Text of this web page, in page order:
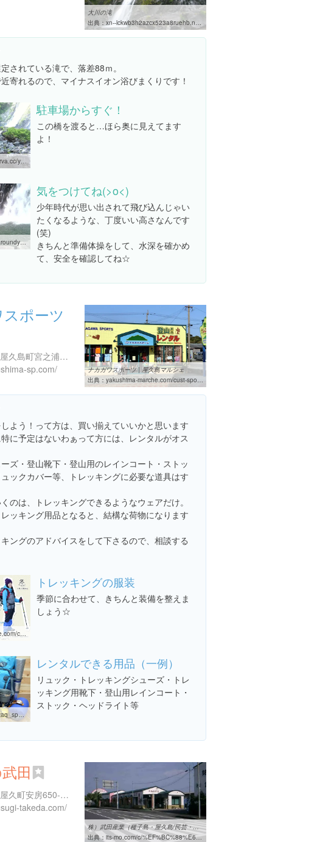
大川の滝
出典： xn--lckwb3h2azcx523a8ruehb.net/oogawa
されている滝で、落差88ｍ。
寄れるので、マイナスイオン浴びまくりです！
index.html
駐車場からすぐ！
この橋を渡ると…ほら奥に見えてます
よ！
気をつけてね(>o<)
少年時代が思い出されて飛び込んじゃい
たくなるような、丁度いい高さなんです
(笑)
きちんと準備体操をして、水深を確かめ
て、安全を確認してね☆
ポーツ
鹿児島県熊毛郡屋久島町宮之浦４２１-６
sp.com/
ナカガワスポーツ | 屋久島マルシェ
出典： yakushima-marche.com/cust-spot/5478
よう！って方は、買い揃えていいかと思います
に予定はないわぁって方には、レンタルがオス
ズ・登山靴下・登山用のレインコート・ストッ
ックカバー等、トレッキングに必要な道具はす
のは、トレッキングできるようなウェアだけ。
ッキング用品となると、結構な荷物になります
ングのアドバイスをして下さるので、相談する
check
トレッキングの服装
季節に合わせて、きちんと装備を整えま
しょう☆
type/api
レンタルできる用品（一例）
リュック・トレッキングシューズ・トレ
ッキング用靴下・登山用レインコート・
ストック・ヘッドライト等
田
鹿児島県熊毛郡屋久町安房650-18
takeda.com/
株）武田産業（種子島・屋久島/民芸・観光・その他製品）の施設情報 ...
出典： its-mo.com/c/%EF%BC%88%E6%A0%AA%EF%BC%89%E6%AD%A6%E7%94%B0%E7%94%A3%E6%A5%AD/DIDX_DKE,5874176